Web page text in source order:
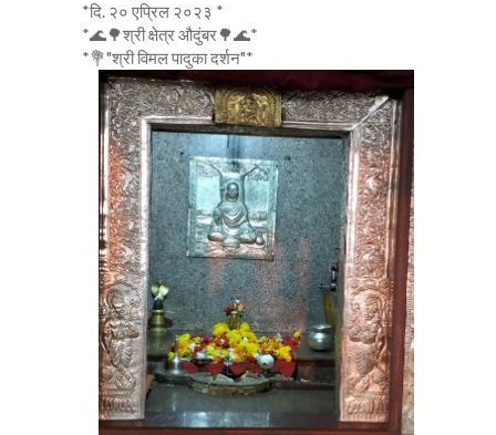
*दि. २० एप्रिल २०२३ *
*🌊🌳श्री क्षेत्र औदुंबर🌳🌊*
*💐"श्री विमल पादुका दर्शन"*